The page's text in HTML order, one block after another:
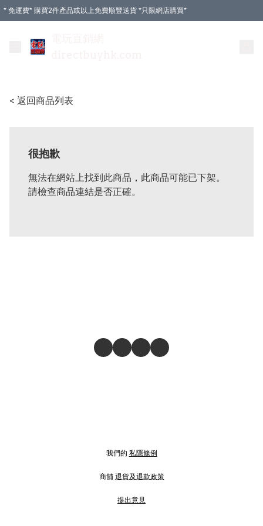
* 免運費* 購買2件產品或以上免費順豐送貨 *只限網店購買*
< 返回商品列表
很抱歉
無法在網站上找到此商品，此商品可能已下架。
請檢查商品連結是否正確。
我們的 私隱條例
商舖 退貨及退款政策
提出意見